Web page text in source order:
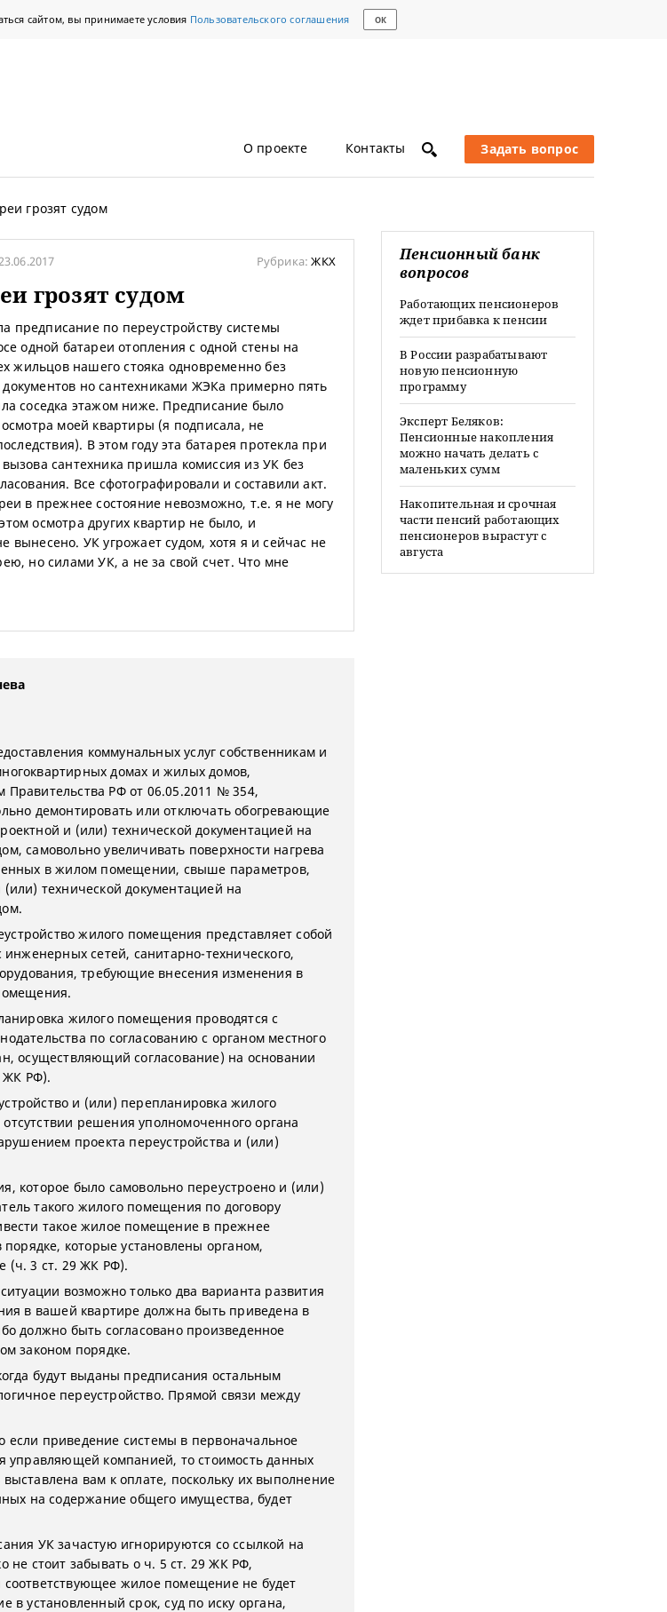
сайтом, вы принимаете условия Пользовательского соглашения ОК
О проекте Контакты Задать вопрос
грозят судом
Рубрика:ЖКХ
грозят судом
по переустройству системы
одной батареи отопления с одной стены на
жильцов нашего стояка одновременно без
но сантехниками ЖЭКа примерно пять
соседка этажом ниже. Предписание было
моей квартиры (я подписала, не
В этом году эта батарея протекла при
сантехника пришла комиссия из УК без
Все сфотографировали и составили акт.
в прежнее состояние невозможно, т.е. я не могу
осмотра других квартир не было, и
вынесено. УК угрожает судом, хотя я и сейчас не
но силами УК, а не за свой счет. Что мне
коммунальных услуг собственникам и
домах и жилых домов,
Правительства РФ от 06.05.2011 № 354,
демонтировать или отключать обогревающие
и (или) технической документацией на
самовольно увеличивать поверхности нагрева
в жилом помещении, свыше параметров,
технической документацией на
жилого помещения представляет собой
сетей, санитарно-технического,
требующие внесения изменения в
жилого помещения проводятся с
по согласованию с органом местного
осуществляющий согласование) на основании
ЖК РФ).
и (или) перепланировка жилого
решения уполномоченного органа
проекта переустройства и (или)
которое было самовольно переустроено и (или)
такого жилого помещения по договору
такое жилое помещение в прежнее
которые установлены органом,
(ч. 3 ст. 29 ЖК РФ).
возможно только два варианта развития
в вашей квартире должна быть приведена в
должно быть согласовано произведенное
законом порядке.
будут выданы предписания остальным
переустройство. Прямой связи между
приведение системы в первоначальное
управляющей компанией, то стоимость данных
вам к оплате, поскольку их выполнение
на содержание общего имущества, будет
УК зачастую игнорируются со ссылкой на
не стоит забывать о ч. 5 ст. 29 ЖК РФ,
жилое помещение не будет
в установленный срок, суд по иску органа,
Пенсионный банк
вопросов
Работающих пенсионеров
ждет прибавка к пенсии
В России разрабатывают
новую пенсионную
программу
Эксперт Беляков:
Пенсионные накопления
можно начать делать с
маленьких сумм
Накопительная и срочная
части пенсий работающих
пенсионеров вырастут с
августа